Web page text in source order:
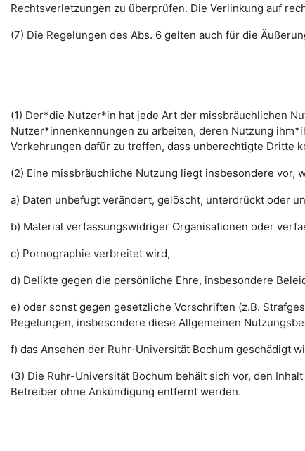
Rechtsverletzungen zu überprüfen. Die Verlinkung auf
(7) Die Regelungen des Abs. 6 gelten auch für die
(1) Der*die Nutzer*in hat jede Art der missbräuchlichen
Nutzer*innenkennungen zu arbeiten, deren Nutzung
Vorkehrungen dafür zu treffen, dass unberechtigte Dritte
(2) Eine missbräuchliche Nutzung liegt insbesondere vor,
a) Daten unbefugt verändert, gelöscht, unterdrückt oder
b) Material verfassungswidriger Organisationen oder
c) Pornographie verbreitet wird,
d) Delikte gegen die persönliche Ehre, insbesondere
e) oder sonst gegen gesetzliche Vorschriften (z.B.
Regelungen, insbesondere diese Allgemeinen
f) das Ansehen der Ruhr-Universität Bochum geschädigt
(3) Die Ruhr-Universität Bochum behält sich vor, den
Betreiber ohne Ankündigung entfernt werden.